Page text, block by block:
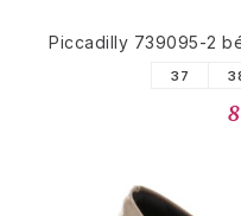
Piccadilly 739095-2
37